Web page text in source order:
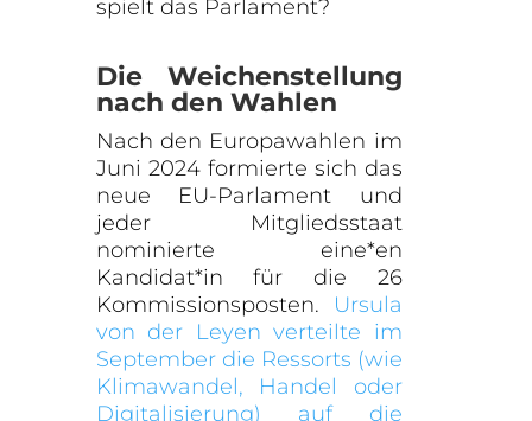
spielt das Parlament?
Die Weichenstellung
nach den Wahlen
Nach den Europawahlen im
Juni 2024 formierte sich das
neue EU-Parlament und
jeder Mitgliedsstaat
nominierte eine*en
Kandidat*in für die 26
Kommissionsposten.
Ursula
von der Leyen verteilte im
September die Ressorts (wie
Klimawandel, Handel oder
Digitalisierung) auf die